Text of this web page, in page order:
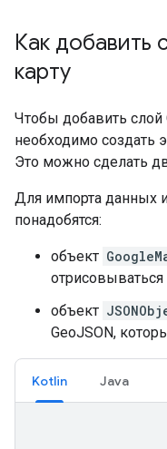
Как добавить
карту
Чтобы добавить слой
необходимо создать
Это можно сделать
Для импорта данных
понадобятся:
объект
отрисовываться
объект
GeoJSON,
Kotlin Java